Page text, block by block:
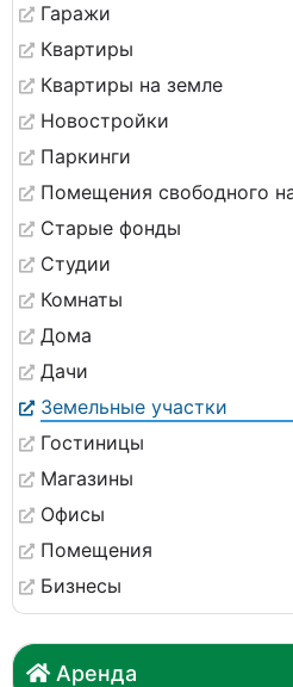
Гаражи
Квартиры
Квартиры на земле
Новостройки
Паркинги
Помещения свободного
Старые фонды
Студии
Комнаты
Дома
Дачи
Земельные участки
Гостиницы
Магазины
Офисы
Помещения
Бизнесы
Аренда